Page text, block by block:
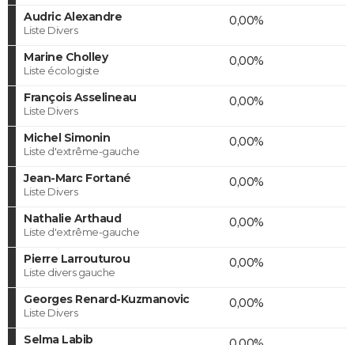
Audric Alexandre
Liste Divers
0,00%
Marine Cholley
Liste écologiste
0,00%
François Asselineau
Liste Divers
0,00%
Michel Simonin
Liste d'extrême-gauche
0,00%
Jean-Marc Fortané
Liste Divers
0,00%
Nathalie Arthaud
Liste d'extrême-gauche
0,00%
Pierre Larrouturou
Liste divers gauche
0,00%
Georges Renard-Kuzmanovic
Liste Divers
0,00%
Selma Labib